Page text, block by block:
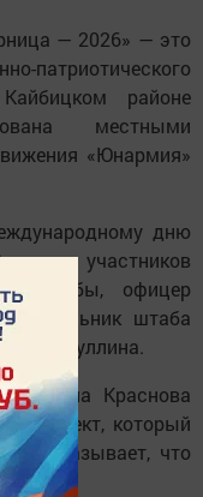
— 2026» — это
патриотического
районе
местными
«Юнармия»
дню
участников
службы, офицер
начальник штаба
Насибуллина.
Елена Краснова
— проект, который
и показывает, что
дома.